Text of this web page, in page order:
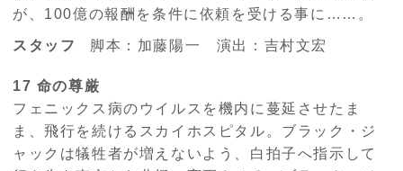
が、100億の報酬を条件に依頼を受ける事に……。
スタッフ 脚本：加藤陽一 演出：吉村文宏
17 命の尊厳
フェニックス病のウイルスを機内に蔓延させたま
ま、飛行を続けるスカイホスピタル。ブラック・ジ
ャックは犠牲者が増えないよう、白拍子へ指示して